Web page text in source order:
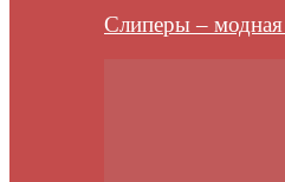
Слиперы – модная